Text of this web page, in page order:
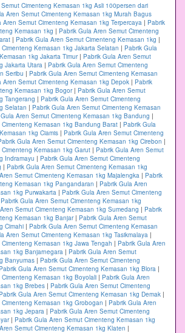
Cimenteng Kemasan 1kg Asli 100persen dari
Aren Semut Cimenteng Kemasan 1kg Murah Bagus
Aren Semut Cimenteng Kemasan 1kg Terpercaya | Pabrik
Kemasan 1kg | Pabrik Gula Aren Semut Cimenteng
| Pabrik Gula Aren Semut Cimenteng Kemasan 1kg |
Kemasan 1kg Jakarta Selatan | Pabrik Gula
1kg Jakarta Timur| Pabrik Gula Aren Semut
Jakarta Utara | Pabrik Gula Aren Semut Cimenteng
Seribu | Pabrik Gula Aren Semut Cimenteng Kemasan
Aren Semut Cimenteng Kemasan 1kg Depok | Pabrik
Kemasan 1kg Bogor| Pabrik Gula Aren Semut
Tangerang | Pabrik Gula Aren Semut Cimenteng
Selatan | Pabrik Gula Aren Semut Cimenteng Kemasan
Aren Semut Cimenteng Kemasan 1kg Bandung |
Kemasan 1kg Bandung Barat | Pabrik Gula
1kg Ciamis | Pabrik Gula Aren Semut Cimenteng
Gula Aren Semut Cimenteng Kemasan 1kg Cirebon |
Kemasan 1kg Garut | Pabrik Gula Aren Semut
Indramayu | Pabrik Gula Aren Semut Cimenteng
| Pabrik Gula Aren Semut Cimenteng Kemasan 1kg
Semut Cimenteng Kemasan 1kg Majalengka | Pabrik
Kemasan 1kg Pangandaran | Pabrik Gula Aren
1kg Purwakarta | Pabrik Gula Aren Semut Cimenteng
Pabrik Gula Aren Semut Cimenteng Kemasan 1kg
Semut Cimenteng Kemasan 1kg Sumedang | Pabrik
Kemasan 1kg Banjar| Pabrik Gula Aren Semut
Cimahi | Pabrik Gula Aren Semut Cimenteng Kemasan
Aren Semut Cimenteng Kemasan 1kg Tasikmalaya |
Kemasan 1kg Jawa Tengah | Pabrik Gula Aren
1kg Banjarnegara | Pabrik Gula Aren Semut
Banyumas | Pabrik Gula Aren Semut Cimenteng
Pabrik Gula Aren Semut Cimenteng Kemasan 1kg Blora |
Kemasan 1kg Boyolali | Pabrik Gula Aren
1kg Brebes | Pabrik Gula Aren Semut Cimenteng
Pabrik Gula Aren Semut Cimenteng Kemasan 1kg Demak |
Kemasan 1kg Grobogan | Pabrik Gula Aren
1kg Jepara | Pabrik Gula Aren Semut Cimenteng
| Pabrik Gula Aren Semut Cimenteng Kemasan 1kg
Semut Cimenteng Kemasan 1kg Klaten |